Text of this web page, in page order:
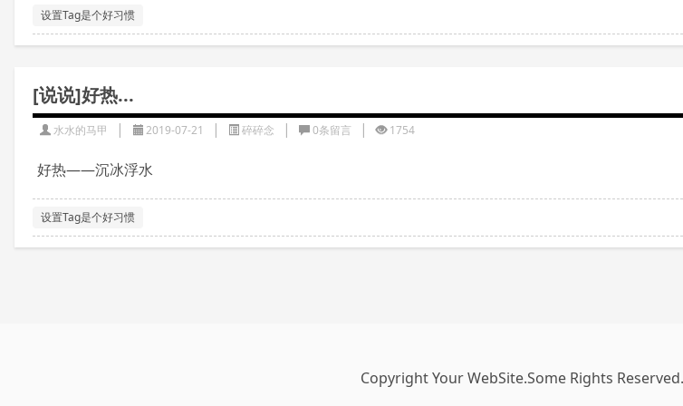
设置Tag是个好习惯
[说说]好热...
水水的马甲 | 2019-07-21 | 碎碎念 | 0条留言 | 1754
好热——沉冰浮水
设置Tag是个好习惯
Copyright Your WebSite.Some Rights